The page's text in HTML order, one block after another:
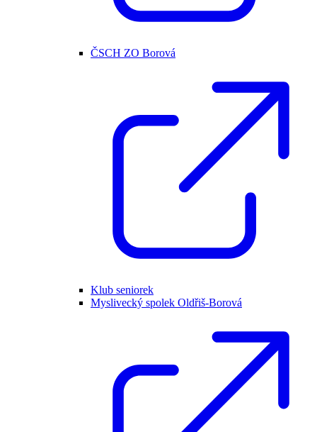
ČSCH ZO Borová
Klub seniorek
Myslivecký spolek Oldřiš-Borová